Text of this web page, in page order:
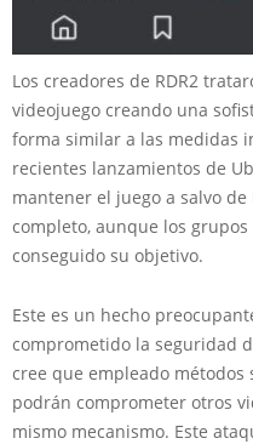
Los creadores de RDR2
videojuego creando una
forma similar a las medidas
recientes lanzamientos de
mantener el juego a salvo
completo, aunque los
conseguido su objetivo.
Este es un hecho
comprometido la seguridad
cree que empleado
podrán comprometer otros
mismo mecanismo. Este